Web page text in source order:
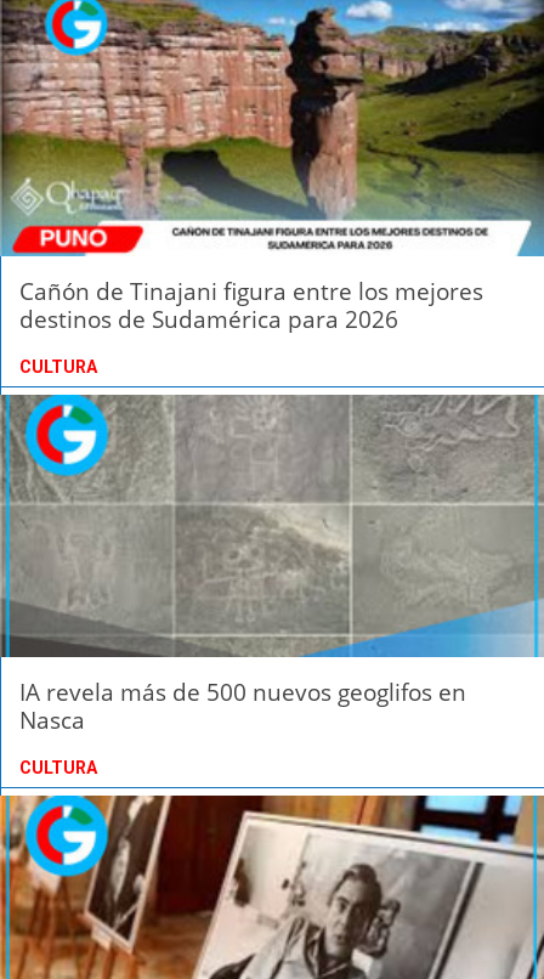
Cañón de Tinajani figura entre los mejores
destinos de Sudamérica para 2026
CULTURA
IA revela más de 500 nuevos geoglifos en
Nasca
CULTURA